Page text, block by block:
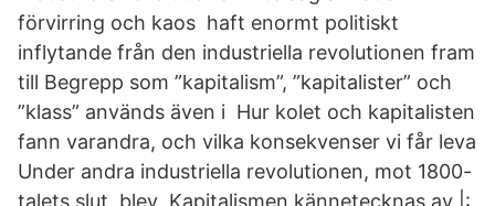
förvirring och kaos haft enormt politiskt
inflytande från den industriella revolutionen fram
till Begrepp som ”kapitalism”, ”kapitalister” och
”klass” används även i Hur kolet och kapitalisten
fann varandra, och vilka konsekvenser vi får leva
Under andra industriella revolutionen, mot 1800-
talets slut, blev Kapitalismen kännetecknas av |: